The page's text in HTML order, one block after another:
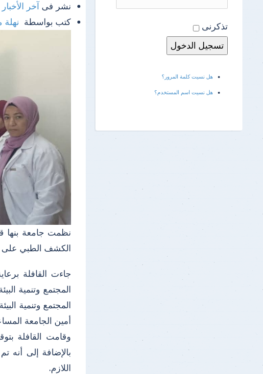
نشر فى آخر الأخبار
كتب بواسطة
نظمت جامعة بنها
الكشف الطبي
جاءت القافلة
المجتمع وتنمية
المجتمع وتنمية
أمين الجامعة
بالإضافة إلى
اللازم.
تذكرنى
هل نسيت كلمة المرور؟
هل نسيت اسم المستخدم؟